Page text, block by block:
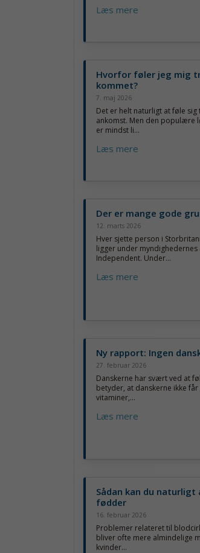
Læs mere
Hvorfor føler jeg mig
kommet?
7. maj 2026
Det er helt naturligt at føle
ankomst. Men den populære
er mindst li...
Læs mere
Der er mange gode
12. marts 2026
Hver sjette person i
ligger under
Independent. Under...
Læs mere
Ny rapport: Ingen
27. februar 2026
Danskerne har svært ved at
betyder, at danskerne ikke
vitaminer,...
Læs mere
Sådan kan du
fødder
16. februar 2026
Problemer relateret til
bliver ofte mere almindelige
kvinder...